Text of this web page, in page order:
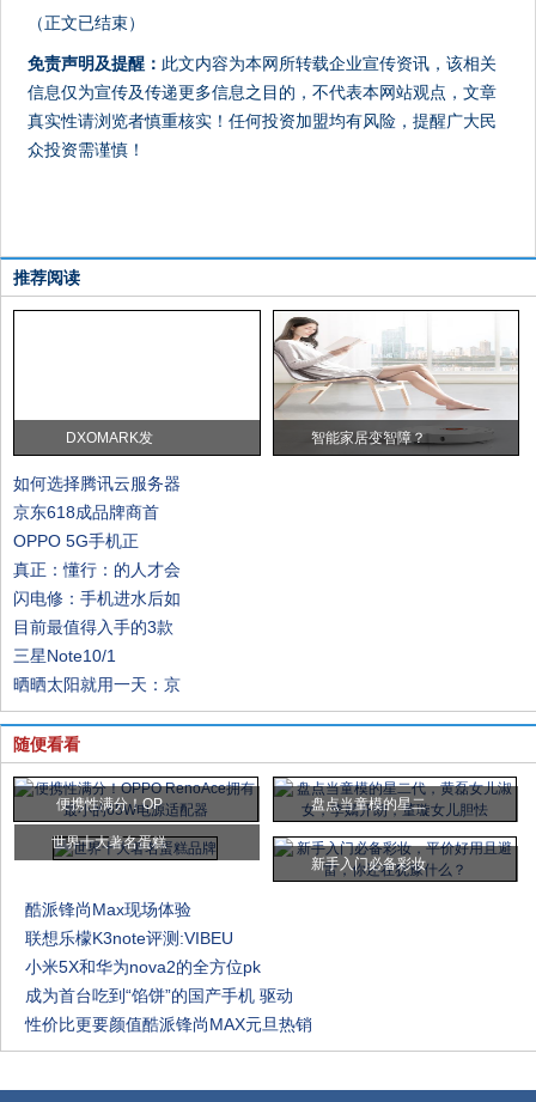
（正文已结束）
免责声明及提醒： 此文内容为本网所转载企业宣传资讯，该相关
信息仅为宣传及传递更多信息之目的，不代表本网站观点，文章
真实性请浏览者慎重核实！任何投资加盟均有风险，提醒广大民
众投资需谨慎！
推荐阅读
DXOMARK发 智能家居变智障？
如何选择腾讯云服务器
京东618成品牌商首
OPPO 5G手机正
真正：懂行：的人才会
闪电修：手机进水后如
目前最值得入手的3款
三星Note10/1
晒晒太阳就用一天：京
随便看看
便携性满分！OP 盘点当童模的星二
世界十大著名蛋糕
新手入门必备彩妆
酷派锋尚Max现场体验
联想乐檬K3note评测:VIBEU
小米5X和华为nova2的全方位pk
成为首台吃到“馅饼”的国产手机 驱动
性价比更要颜值酷派锋尚MAX元旦热销